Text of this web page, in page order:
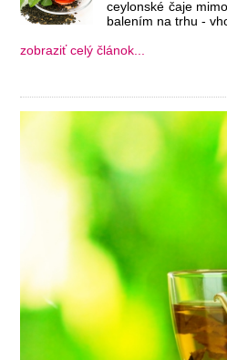
ceylonské čaje
balením na trhu -
zobraziť celý článok...